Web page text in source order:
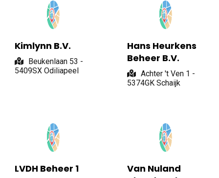
Kimlynn B.V.
Beukenlaan 53 -
5409SX Odiliapeel
Hans Heurkens
Beheer B.V.
Achter 't Ven 1 -
5374GK Schaijk
LVDH Beheer 1
Van Nuland